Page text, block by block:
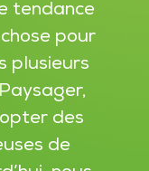
tendance
pour
plusieurs
des
de